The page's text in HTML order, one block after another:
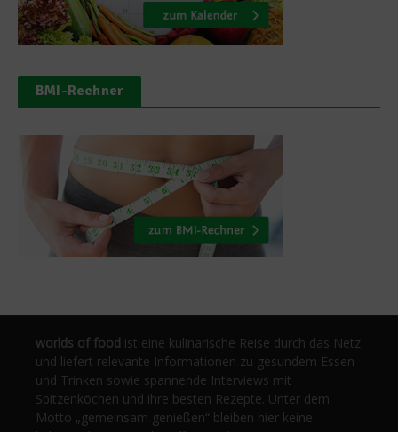
BMI-Rechner
worlds of food ist eine kulinarische Reise durch das Netz
und liefert relevante Informationen zu gesundem Essen
und Trinken sowie spannende Interviews mit
Spitzenköchen und ihre besten Rezepte. Unter dem
Motto „gemeinsam genießen“ bleiben hier keine